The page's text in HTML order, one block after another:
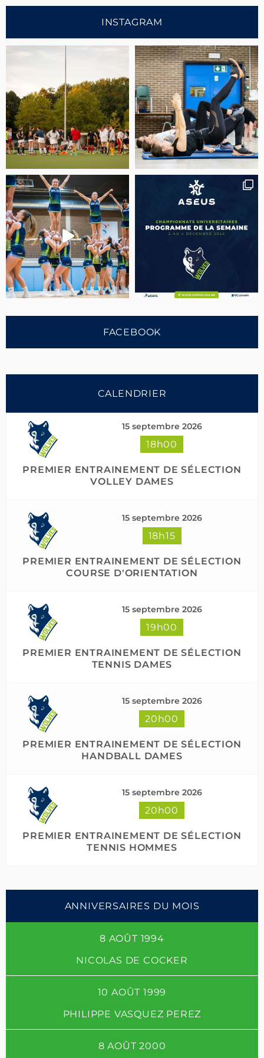
INSTAGRAM
Charger plus Suivre sur Instagram
FACEBOOK
CALENDRIER
15 septembre 2026
18h00
PREMIER ENTRAINEMENT DE SÉLECTION
VOLLEY DAMES
15 septembre 2026
18h15
PREMIER ENTRAINEMENT DE SÉLECTION
COURSE D'ORIENTATION
15 septembre 2026
19h00
PREMIER ENTRAINEMENT DE SÉLECTION
TENNIS DAMES
15 septembre 2026
20h00
PREMIER ENTRAINEMENT DE SÉLECTION
HANDBALL DAMES
15 septembre 2026
20h00
PREMIER ENTRAINEMENT DE SÉLECTION
TENNIS HOMMES
ANNIVERSAIRES DU MOIS
8 AOÛT 1994
NICOLAS DE COCKER
10 AOÛT 1999
PHILIPPE VASQUEZ PEREZ
8 AOÛT 2000